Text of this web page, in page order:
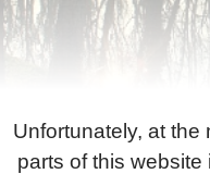
Unfortunately, at
parts of this